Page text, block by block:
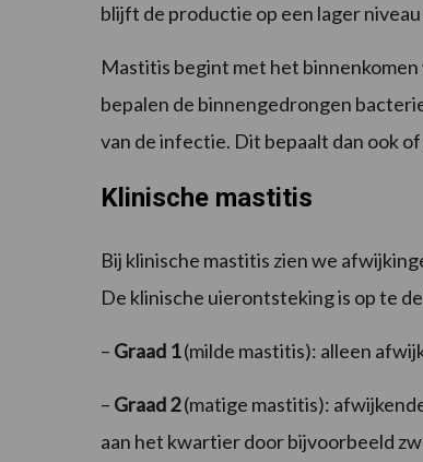
blijft de productie op een lager
Mastitis begint met het
bepalen de binnengedrongen
van de infectie. Dit bepaalt dan ook
Klinische mastitis
Bij klinische mastitis zien we
De klinische uierontsteking is op te
– Graad 1(milde mastitis): alleen
– Graad 2(matige mastitis):
aan het kwartier door bijvoorbeeld